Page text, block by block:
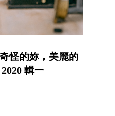
怪的妳，美麗的
輯一